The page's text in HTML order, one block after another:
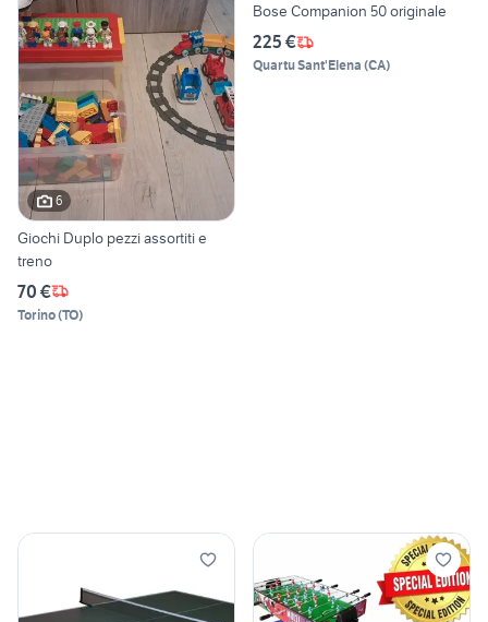
6
Giochi Duplo pezzi assortiti e
treno
70 €
Torino(TO)
Bose Companion 50 originale
225 €
Quartu Sant'Elena (CA)